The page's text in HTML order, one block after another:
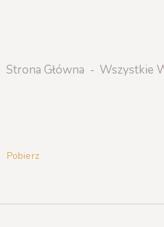
Strona Główna Wszystkie
Pobierz